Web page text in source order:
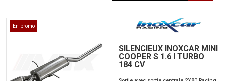
En promo
SILENCIEUX INOXCAR MINI
COOPER S 1.6 I TURBO
184 CV